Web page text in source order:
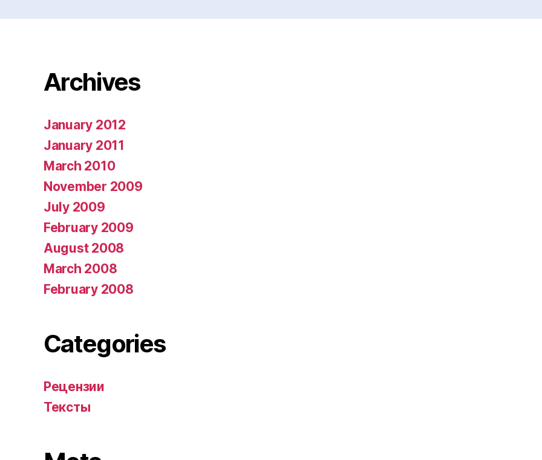
Archives
January 2012
January 2011
March 2010
November 2009
July 2009
February 2009
August 2008
March 2008
February 2008
Categories
Рецензии
Тексты